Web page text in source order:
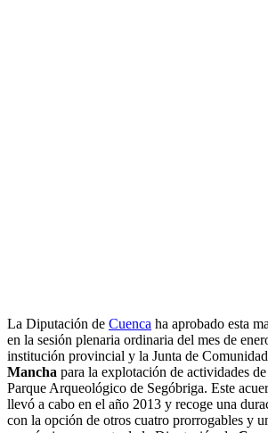
La Diputación de Cuenca ha aprobado esta
en la sesión plenaria ordinaria del mes de
institución provincial y la Junta de
Mancha para la explotación de actividades
Parque Arqueológico de Segóbriga. Este
llevó a cabo en el año 2013 y recoge una
con la opción de otros cuatro prorrogables y